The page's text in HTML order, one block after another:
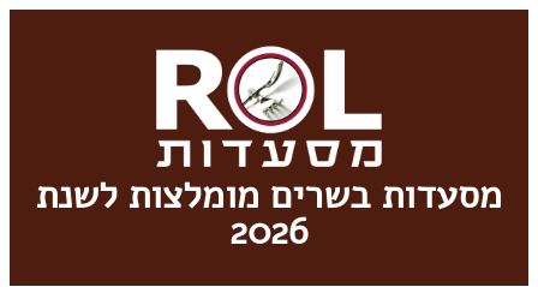
מסעדות בשרים מומלצות לשנת
2026